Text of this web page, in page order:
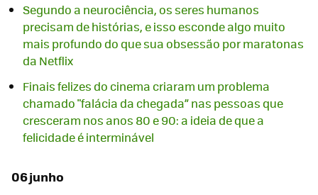
Segundo a neurociência, os seres humanos
precisam de histórias, e isso esconde algo muito
mais profundo do que sua obsessão por maratonas
da Netflix
Finais felizes do cinema criaram um problema
chamado "falácia da chegada” nas pessoas que
cresceram nos anos 80 e 90: a ideia de que a
felicidade é interminável
06 junho